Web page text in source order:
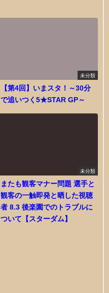
未分類
【第4回】いまスタ！～30分
で追いつく5★STAR GP～
未分類
またも観客マナー問題 選手と
観客の一触即発と晒した視聴
者 8.3 後楽園でのトラブルに
ついて【スターダム】